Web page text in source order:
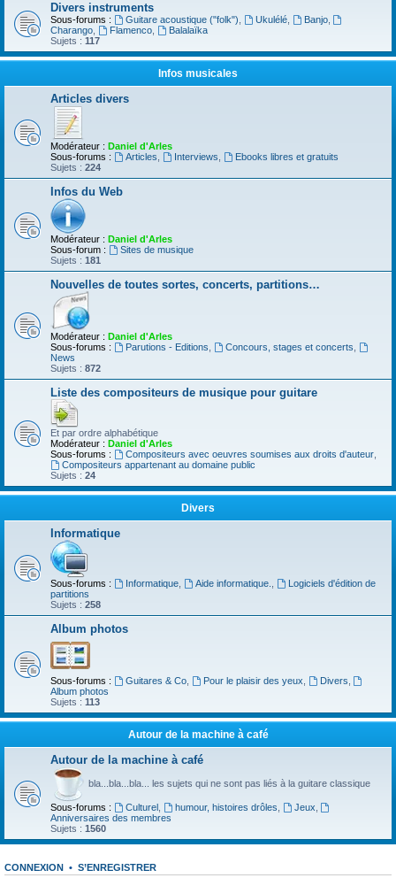
Divers instruments
Sous-forums : Guitare acoustique ("folk") Ukulélé, Banjo,
Charango
Flamenco,
Balalaïka
Sujets : 117
Infos musicales
Articles divers
Modérateur : Daniel d'Arles
Sous-forums :
Articles Interviews
Ebooks libres et gratuits
Sujets : 224
Infos du Web
Modérateur : Daniel d'Arles
Sous-forum :
Sites de musique
Sujets : 181
Nouvelles de toutes sortes, concerts, partitions…
Modérateur : Daniel d'Arles
Sous-forums :
Parutions - Editions Concours, stages et concerts
News
Sujets : 872
Liste des compositeurs de musique pour guitare
Et par ordre alphabétique
Modérateur : Daniel d'Arles
Sous-forums :
Compositeurs avec oeuvres soumises aux droits d'auteur,
Compositeurs appartenant au domaine public
Sujets : 24
Divers
Informatique
Sous-forums : Informatique, Aide informatique.
Logiciels d'édition de
partitions
Sujets : 258
Album photos
Sous-forums : Guitares & Co, Pour le plaisir des yeux Divers
Album photos
Sujets : 113
Autour de la machine à café
Autour de la machine à café
bla...bla...bla... les sujets qui ne sont pas liés à la guitare classique
Sous-forums : Culturel, humour, histoires drôles Jeux
Anniversaires des membres
Sujets : 1560
CONNEXION • S’ENREGISTRER